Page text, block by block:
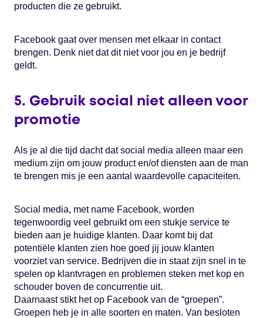
producten die ze gebruikt.
Facebook gaat over mensen met elkaar in contact
brengen. Denk niet dat dit niet voor jou en je bedrijf
geldt.
5. Gebruik social niet alleen voor
promotie
Als je al die tijd dacht dat social media alleen maar een
medium zijn om jouw product en/of diensten aan de man
te brengen mis je een aantal waardevolle capaciteiten.
Social media, met name Facebook, worden
tegenwoordig veel gebruikt om een stukje service te
bieden aan je huidige klanten. Daar komt bij dat
potentiële klanten zien hoe goed jij jouw klanten
voorziet van service. Bedrijven die in staat zijn snel in te
spelen op klantvragen en problemen steken met kop en
schouder boven de concurrentie uit.
Daarnaast stikt het op Facebook van de “groepen”.
Groepen heb je in alle soorten en maten. Van besloten